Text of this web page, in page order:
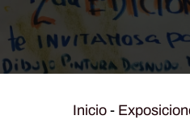
Inicio -